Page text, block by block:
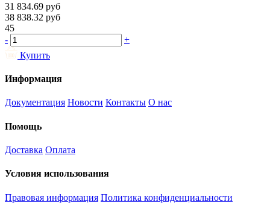
31 834.69 руб
38 838.32 руб
45
-
+
Купить
Информация
Документация Новости Контакты О нас
Помощь
Доставка Оплата
Условия использования
Правовая информация Политика конфиденциальности